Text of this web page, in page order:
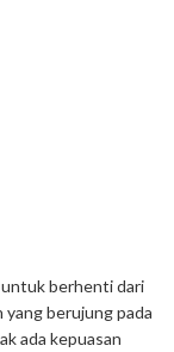
berhenti dari
yang berujung pada
ada kepuasan